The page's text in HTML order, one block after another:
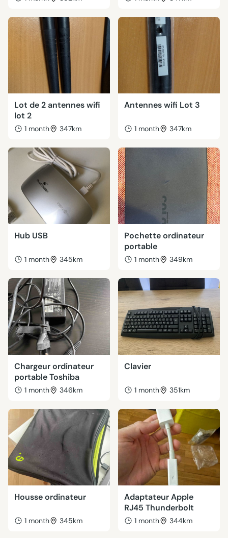
Lot de 2 antennes wifi
lot 2
1 month 347km
Antennes wifi Lot 3
1 month 347km
Hub USB
1 month 345km
Pochette ordinateur
portable
1 month 349km
Chargeur ordinateur
portable Toshiba
1 month 346km
Clavier
1 month 351km
Housse ordinateur
1 month 345km
Adaptateur Apple
RJ45 Thunderbolt
1 month 344km